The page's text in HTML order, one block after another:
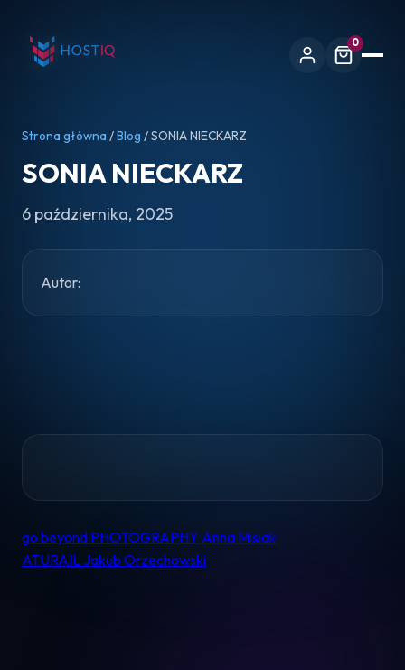
0
Strona główna /Blog / SONIA NIECKARZ
SONIA NIECKARZ
6 października, 2025
Autor:
Nawigacja
go beyond PHOTOGRAPHY Anna Misiak
ATURAIL Jakub Orzechowski